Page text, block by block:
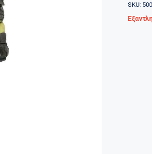
SKU: